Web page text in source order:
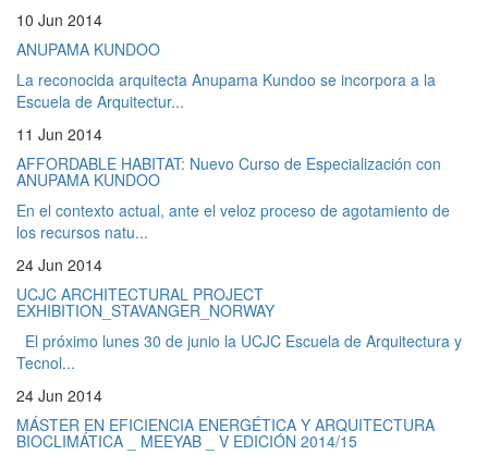
10 Jun 2014
ANUPAMA KUNDOO
La reconocida arquitecta Anupama Kundoo se incorpora a la
Escuela de Arquitectur...
11 Jun 2014
AFFORDABLE HABITAT: Nuevo Curso de Especialización con
ANUPAMA KUNDOO
En el contexto actual, ante el veloz proceso de agotamiento de
los recursos natu...
24 Jun 2014
UCJC ARCHITECTURAL PROJECT
EXHIBITION_STAVANGER_NORWAY
El próximo lunes 30 de junio la UCJC Escuela de Arquitectura y
Tecnol...
24 Jun 2014
MÁSTER EN EFICIENCIA ENERGÉTICA Y ARQUITECTURA
BIOCLIMÁTICA _ MEEYAB _ V EDICIÓN 2014/15